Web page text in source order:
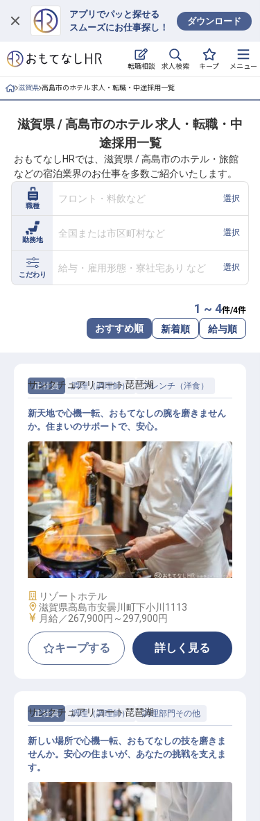
アプリでパッと探せる
スムーズにお仕事探し！
ダウンロード
転職相談 求人検索 キープ メニュー
ログイン
求人・施設を探す
就職・転職 合同説明会
おもてなしHRについて
ご利用の流れ
よくある質問
ホテル・宿泊業界情報コラム
転職サポートに申し込む
滋賀県 高島市のホテル 求人・転職・中途採用一覧
滋賀県 / 高島市のホテル 求人・転職・中
途採用一覧
おもてなしHRでは、滋賀県 / 高島市のホテル・旅館
などの宿泊業界のお仕事を多数ご紹介いたします。
職種
フロント・料飲など 選択
勤務地
全国または市区町村など 選択
こだわり
給与・雇用形態・寮社宅あり など 選択
1 ~ 4件/4件
おすすめ順 新着順 給与順
正社員 調理（調理師） フレンチ（洋食）
洋食調理
サンクチュアリコート琵琶湖
新天地で心機一転、おもてなしの腕を磨きません
か。住まいのサポートで、安心。
施設業態
リゾートホテル
勤務地
滋賀県高島市安曇川町下小川1113
給与
月給／267,900円～ 297,900円
キープする 詳しく見る
正社員 調理（調理師） 調理部門その他
サンクチュアリコート琵琶湖
新しい場所で心機一転、おもてなしの技を磨きま
せんか。安心の住まいが、あなたの挑戦を支えま
す。